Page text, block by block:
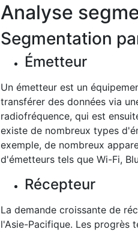
Analyse
Segmentation
Émetteur
Un émetteur est un
transférer des données via
radiofréquence, qui est
existe de nombreux types
exemple, de nombreux
d'émetteurs tels que Wi-Fi,
Récepteur
La demande croissante de
l'Asie-Pacifique. Les progrès